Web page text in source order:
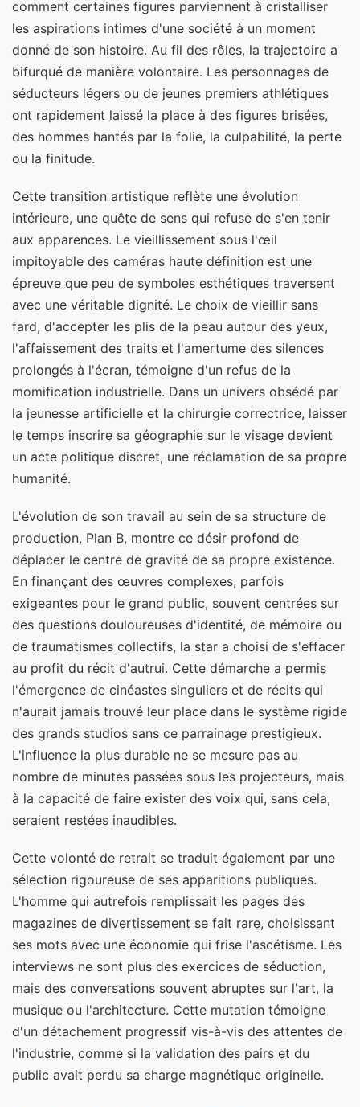
comment certaines figures parviennent à cristalliser
les aspirations intimes d'une société à un moment
donné de son histoire. Au fil des rôles, la trajectoire a
bifurqué de manière volontaire. Les personnages de
séducteurs légers ou de jeunes premiers athlétiques
ont rapidement laissé la place à des figures brisées,
des hommes hantés par la folie, la culpabilité, la perte
ou la finitude.
Cette transition artistique reflète une évolution
intérieure, une quête de sens qui refuse de s'en tenir
aux apparences. Le vieillissement sous l'œil
impitoyable des caméras haute définition est une
épreuve que peu de symboles esthétiques traversent
avec une véritable dignité. Le choix de vieillir sans
fard, d'accepter les plis de la peau autour des yeux,
l'affaissement des traits et l'amertume des silences
prolongés à l'écran, témoigne d'un refus de la
momification industrielle. Dans un univers obsédé par
la jeunesse artificielle et la chirurgie correctrice, laisser
le temps inscrire sa géographie sur le visage devient
un acte politique discret, une réclamation de sa propre
humanité.
L'évolution de son travail au sein de sa structure de
production, Plan B, montre ce désir profond de
déplacer le centre de gravité de sa propre existence.
En finançant des œuvres complexes, parfois
exigeantes pour le grand public, souvent centrées sur
des questions douloureuses d'identité, de mémoire ou
de traumatismes collectifs, la star a choisi de s'effacer
au profit du récit d'autrui. Cette démarche a permis
l'émergence de cinéastes singuliers et de récits qui
n'aurait jamais trouvé leur place dans le système rigide
des grands studios sans ce parrainage prestigieux.
L'influence la plus durable ne se mesure pas au
nombre de minutes passées sous les projecteurs, mais
à la capacité de faire exister des voix qui, sans cela,
seraient restées inaudibles.
Cette volonté de retrait se traduit également par une
sélection rigoureuse de ses apparitions publiques.
L'homme qui autrefois remplissait les pages des
magazines de divertissement se fait rare, choisissant
ses mots avec une économie qui frise l'ascétisme. Les
interviews ne sont plus des exercices de séduction,
mais des conversations souvent abruptes sur l'art, la
musique ou l'architecture. Cette mutation témoigne
d'un détachement progressif vis-à-vis des attentes de
l'industrie, comme si la validation des pairs et du
public avait perdu sa charge magnétique originelle.